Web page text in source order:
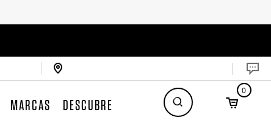
MARCAS DESCUBRE
0